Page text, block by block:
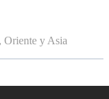
Oriente y Asia